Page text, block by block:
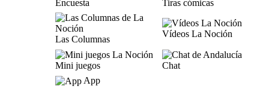
Encuesta Tiras cómicas
Las Columnas
Vídeos La Noción
Mini juegos
Chat
App